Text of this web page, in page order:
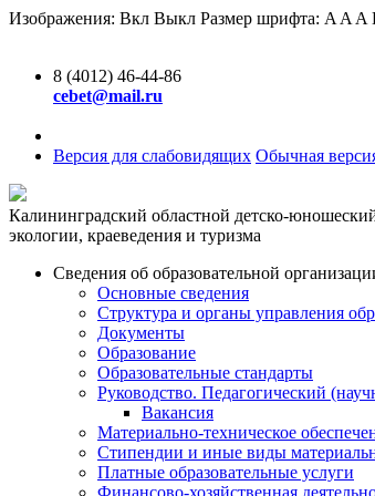
Изображения: Вкл Выкл Размер шрифта: A A A
8 (4012) 46-44-86
cebet@mail.ru
Версия для слабовидящих Обычная
Калининградский областной детско-
экологии, краеведения и туризма
Сведения об образовательной
Основные сведения
Структура и органы управления
Документы
Образование
Образовательные стандарты
Руководство. Педагогический
Вакансия
Материально-техническое
Стипендии и иные виды
Платные образовательные услуги
Финансово-хозяйственная